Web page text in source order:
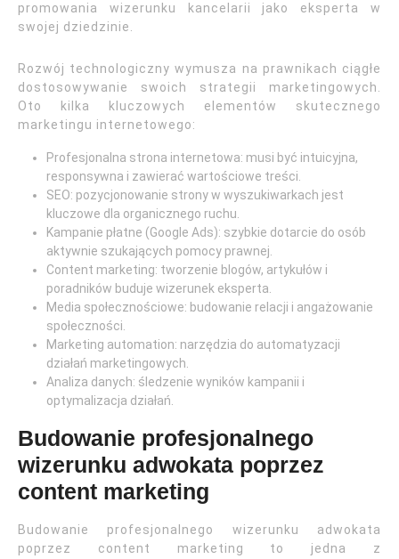
promowania wizerunku kancelarii jako eksperta w
swojej dziedzinie.
Rozwój technologiczny wymusza na prawnikach ciągłe
dostosowywanie swoich strategii marketingowych.
Oto kilka kluczowych elementów skutecznego
marketingu internetowego:
Profesjonalna strona internetowa: musi być intuicyjna,
responsywna i zawierać wartościowe treści.
SEO: pozycjonowanie strony w wyszukiwarkach jest
kluczowe dla organicznego ruchu.
Kampanie płatne (Google Ads): szybkie dotarcie do osób
aktywnie szukających pomocy prawnej.
Content marketing: tworzenie blogów, artykułów i
poradników buduje wizerunek eksperta.
Media społecznościowe: budowanie relacji i angażowanie
społeczności.
Marketing automation: narzędzia do automatyzacji
działań marketingowych.
Analiza danych: śledzenie wyników kampanii i
optymalizacja działań.
Budowanie profesjonalnego
wizerunku adwokata poprzez
content marketing
Budowanie profesjonalnego wizerunku adwokata
poprzez content marketing to jedna z